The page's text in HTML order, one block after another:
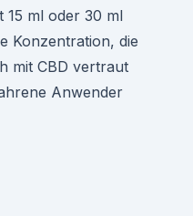
15 ml oder 30 ml
Konzentration, die
mit CBD vertraut
Anwender